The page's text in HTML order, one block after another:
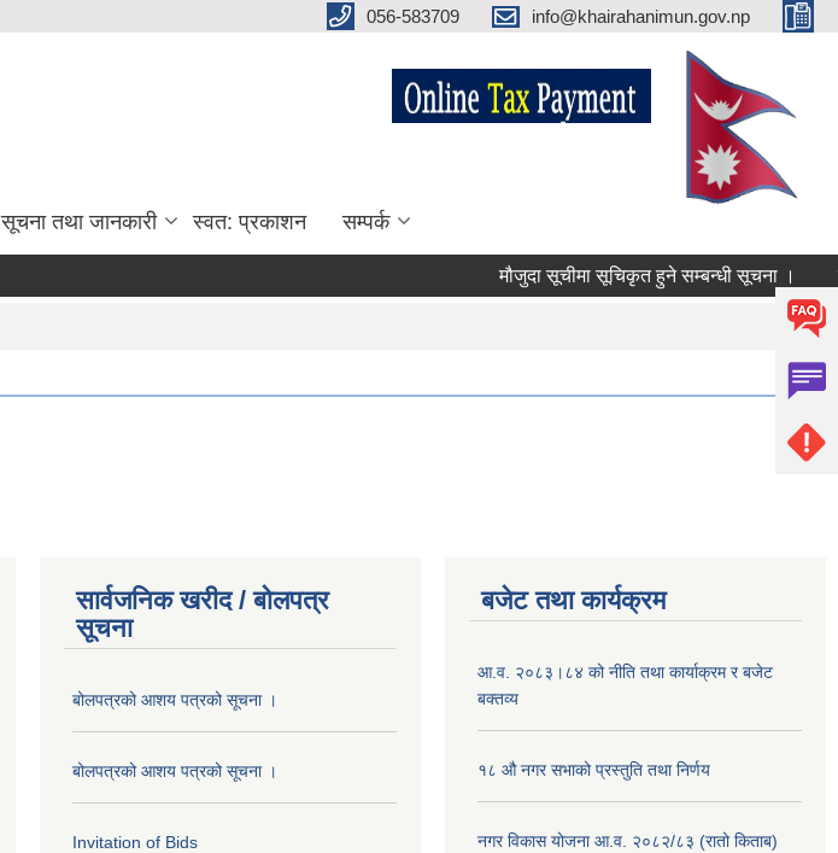
056-583709 info@khairahanimun.gov.np
सूचना तथा जानकारी स्वत: प्रकाशन सम्पर्क
मौजुदा सूचीमा सूचिकृत हुने सम्बन्धी सूचना ।
सार्वजनिक खरीद / बोलपत्र
सूचना
बोलपत्रको आशय पत्रको सूचना ।
बोलपत्रको आशय पत्रको सूचना ।
Invitation of Bids
बजेट तथा कार्यक्रम
आ.व. २०८३।८४ को नीति तथा कार्याक्रम र बजेट
बक्तव्य
१८ औ नगर सभाको प्रस्तुति तथा निर्णय
नगर विकास योजना आ.व. २०८२/८३ (रातो किताब)